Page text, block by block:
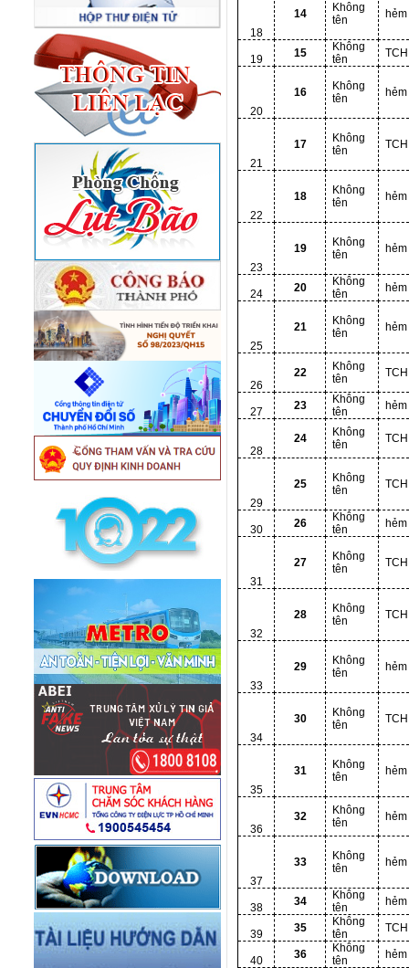
18
14
Không
tên
19 15
Không
tên
20
16
Không
tên
21
17
Không
tên
22
18
Không
tên
23
19
Không
tên
24 20
Không
tên
25
21
Không
tên
26
22
Không
tên
27 23
Không
tên
28
24
Không
tên
29
25
Không
tên
30 26
Không
tên
31
27
Không
tên
32
28
Không
tên
33
29
Không
tên
34
30
Không
tên
35
31
Không
tên
36
32
Không
tên
37
33
Không
tên
38 34
Không
tên
39 35
Không
tên
40 36
Không
tên